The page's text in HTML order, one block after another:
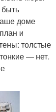
доме
и
толстые
— нет.